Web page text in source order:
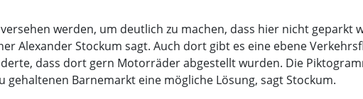
werden, um deutlich zu machen, dass hier nicht geparkt
Alexander Stockum sagt. Auch dort gibt es eine ebene
dass dort gern Motorräder abgestellt wurden. Die
Barnemarkt eine mögliche Lösung, sagt Stockum.